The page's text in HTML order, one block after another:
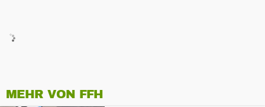
MEHR VON FFH